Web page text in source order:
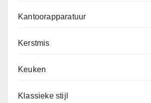
Kantoorapparatuur
Kerstmis
Keuken
Klassieke stijl